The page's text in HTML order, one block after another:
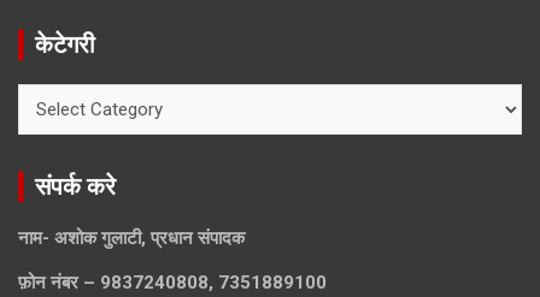
केटेगरी
संपर्क करे
नाम- अशोक गुलाटी, प्रधान संपादक
फ़ोन नंबर – 9837240808, 7351889100